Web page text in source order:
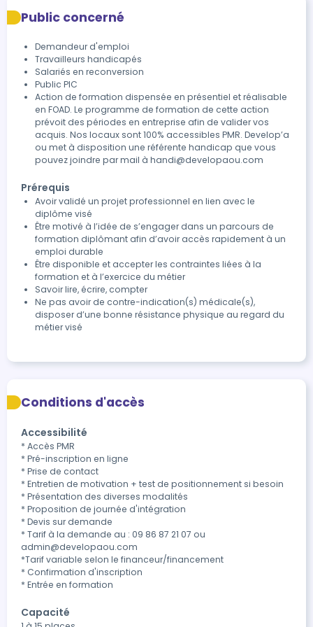
Public concerné
Demandeur d'emploi
Travailleurs handicapés
Salariés en reconversion
Public PIC
Action de formation dispensée en présentiel et réalisable
en FOAD. Le programme de formation de cette action
prévoit des périodes en entreprise afin de valider vos
acquis. Nos locaux sont 100% accessibles PMR. Develop’a
ou met à disposition une référente handicap que vous
pouvez joindre par mail à handi@developaou.com
Prérequis
Avoir validé un projet professionnel en lien avec le
diplôme visé
Être motivé à l’idée de s’engager dans un parcours de
formation diplômant afin d’avoir accès rapidement à un
emploi durable
Être disponible et accepter les contraintes liées à la
formation et à l’exercice du métier
Savoir lire, écrire, compter
Ne pas avoir de contre-indication(s) médicale(s),
disposer d’une bonne résistance physique au regard du
métier visé
Conditions d'accès
Accessibilité
* Accès PMR
* Pré-inscription en ligne
* Prise de contact
* Entretien de motivation + test de positionnement si besoin
* Présentation des diverses modalités
* Proposition de journée d'intégration
* Devis sur demande
* Tarif à la demande au : 09 86 87 21 07 ou
admin@developaou.com
*Tarif variable selon le financeur/financement
* Confirmation d'inscription
* Entrée en formation
Capacité